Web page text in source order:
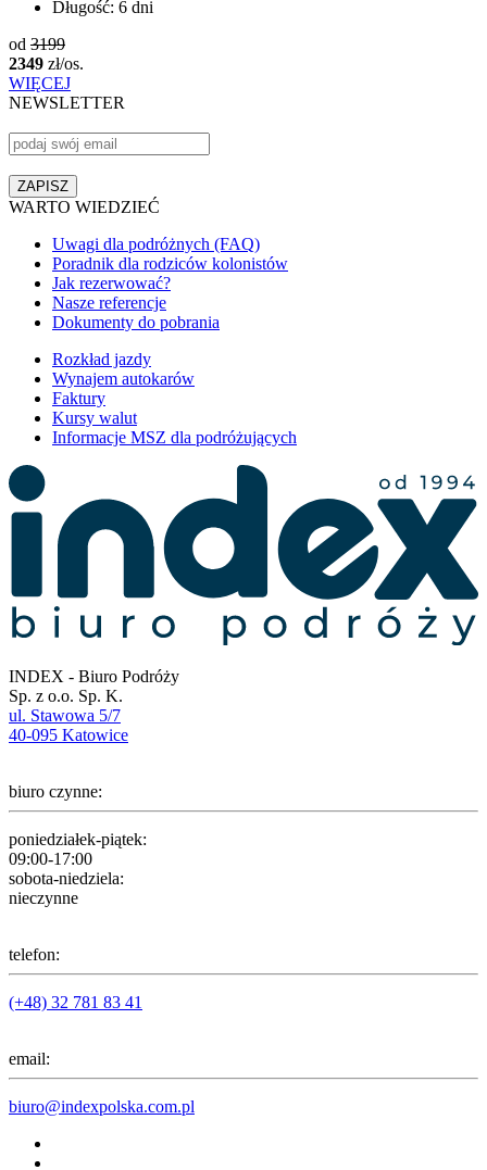
Długość: 6 dni
od 3199
2349 zł/os.
WIĘCEJ
NEWSLETTER
WARTO WIEDZIEĆ
Uwagi dla podróżnych (FAQ)
Poradnik dla rodziców kolonistów
Jak rezerwować?
Nasze referencje
Dokumenty do pobrania
Rozkład jazdy
Wynajem autokarów
Faktury
Kursy walut
Informacje MSZ dla podróżujących
INDEX - Biuro Podróży
Sp. z o.o. Sp. K.
ul. Stawowa 5/7
40-095 Katowice
biuro czynne:
poniedziałek-piątek:
09:00-17:00
sobota-niedziela:
nieczynne
telefon:
(+48) 32 781 83 41
email:
biuro@indexpolska.com.pl